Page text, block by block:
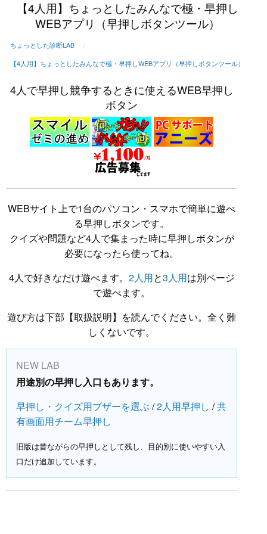
【4人用】 ちょっとしたみんなで極・早押し
WEBアプリ
（早押しボタンツール）
ちょっとした診断LAB
【4人用】ちょっとしたみんなで極・早押しWEBアプリ（早押しボタンツール）
4人で早押し競争するときに使えるWEB早押し
ボタン
WEBサイト上で1台のパソコン・スマホで簡単に遊べ
る早押しボタンです。
クイズや問題など4人で集まった時に早押しボタンが
必要になったら使ってね。
4人で好きなだけ遊べます。 2人用と3人用は別ページ
で遊べます。
遊び方は下部【取扱説明】を読んでください。全く難
しくないです。
NEW LAB
用途別の早押し入口もあります。
早押し・クイズ用ブザーを選ぶ/2人用早押し /共
有画面用チーム早押し
旧版は昔ながらの早押しとして残し、目的別に使いやすい入
口だけ追加しています。